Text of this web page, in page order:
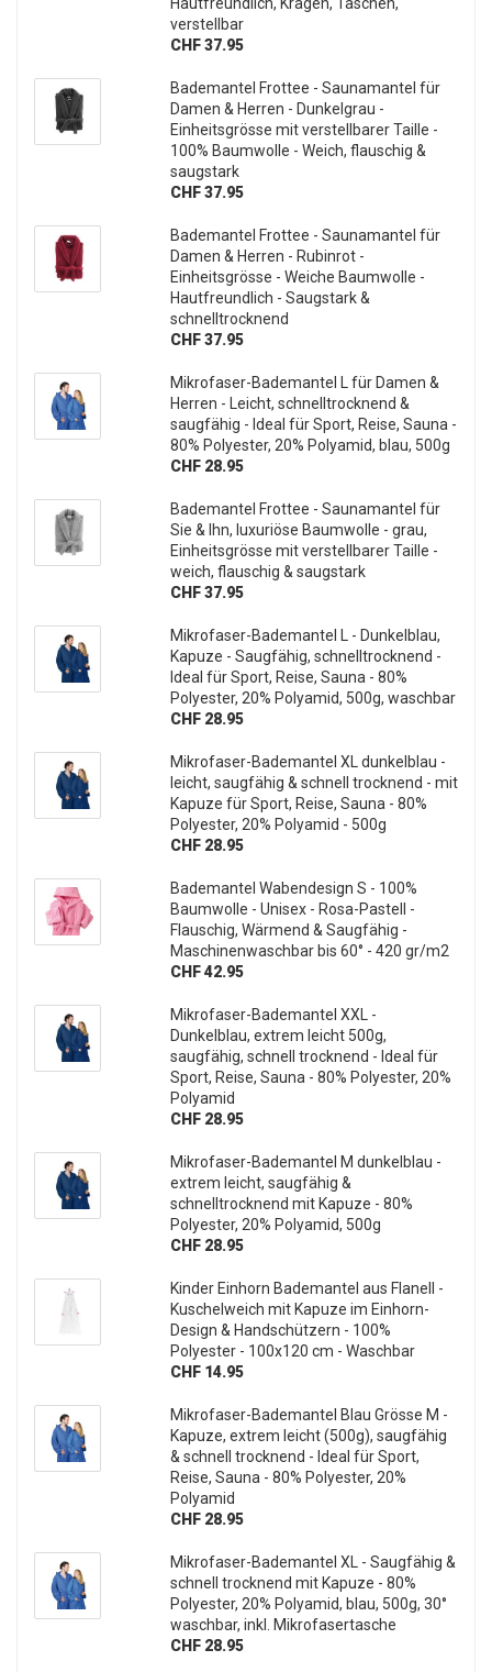
verstellbar
CHF 37.95
Bademantel Frottee - Saunamantel für
Damen & Herren - Dunkelgrau -
Einheitsgrösse mit verstellbarer Taille -
100% Baumwolle - Weich, flauschig &
saugstark
CHF 37.95
Bademantel Frottee - Saunamantel für
Damen & Herren - Rubinrot -
Einheitsgrösse - Weiche Baumwolle -
Hautfreundlich - Saugstark &
schnelltrocknend
CHF 37.95
Mikrofaser-Bademantel L für Damen &
Herren - Leicht, schnelltrocknend &
saugfähig - Ideal für Sport, Reise, Sauna -
80% Polyester, 20% Polyamid, blau, 500g
CHF 28.95
Bademantel Frottee - Saunamantel für
Sie & Ihn, luxuriöse Baumwolle - grau,
Einheitsgrösse mit verstellbarer Taille -
weich, flauschig & saugstark
CHF 37.95
Mikrofaser-Bademantel L - Dunkelblau,
Kapuze - Saugfähig, schnelltrocknend -
Ideal für Sport, Reise, Sauna - 80%
Polyester, 20% Polyamid, 500g, waschbar
CHF 28.95
Mikrofaser-Bademantel XL dunkelblau -
leicht, saugfähig & schnell trocknend - mit
Kapuze für Sport, Reise, Sauna - 80%
Polyester, 20% Polyamid - 500g
CHF 28.95
Bademantel Wabendesign S - 100%
Baumwolle - Unisex - Rosa-Pastell -
Flauschig, Wärmend & Saugfähig -
Maschinenwaschbar bis 60° - 420 gr/m2
CHF 42.95
Mikrofaser-Bademantel XXL -
Dunkelblau, extrem leicht 500g,
saugfähig, schnell trocknend - Ideal für
Sport, Reise, Sauna - 80% Polyester, 20%
Polyamid
CHF 28.95
Mikrofaser-Bademantel M dunkelblau -
extrem leicht, saugfähig &
schnelltrocknend mit Kapuze - 80%
Polyester, 20% Polyamid, 500g
CHF 28.95
Kinder Einhorn Bademantel aus Flanell -
Kuschelweich mit Kapuze im Einhorn-
Design & Handschützern - 100%
Polyester - 100x120 cm - Waschbar
CHF 14.95
Mikrofaser-Bademantel Blau Grösse M -
Kapuze, extrem leicht (500g), saugfähig
& schnell trocknend - Ideal für Sport,
Reise, Sauna - 80% Polyester, 20%
Polyamid
CHF 28.95
Mikrofaser-Bademantel XL - Saugfähig &
schnell trocknend mit Kapuze - 80%
Polyester, 20% Polyamid, blau, 500g, 30°
waschbar, inkl. Mikrofasertasche
CHF 28.95